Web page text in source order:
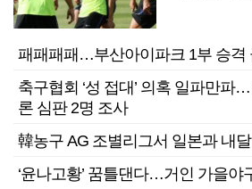
패패패패…부산아이파크 1부 승격
축구협회 ‘성 접대’ 의혹 일파만파
론 심판 2명 조사
韓농구 AG 조별리그서 일본과 내
‘윤나고황’ 꿈틀댄다…거인 가을야